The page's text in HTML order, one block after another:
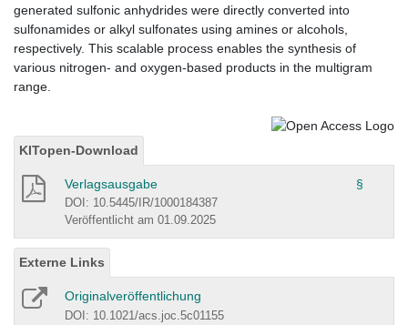
generated sulfonic anhydrides were directly converted into
sulfonamides or alkyl sulfonates using amines or alcohols,
respectively. This scalable process enables the synthesis of
various nitrogen- and oxygen-based products in the multigram
range.
KITopen-Download
Verlagsausgabe §
DOI: 10.5445/IR/1000184387
Veröffentlicht am 01.09.2025
Externe Links
Originalveröffentlichung
DOI: 10.1021/acs.joc.5c01155